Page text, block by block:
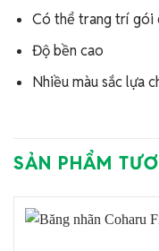
Có thể trang trí gói
Độ bền cao
Nhiều màu sắc lựa
SẢN PHẨM